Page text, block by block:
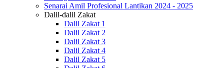
Senarai Amil Profesional Lantikan 2024 - 2025
Dalil-dalil Zakat
Dalil Zakat 1
Dalil Zakat 2
Dalil Zakat 3
Dalil Zakat 4
Dalil Zakat 5